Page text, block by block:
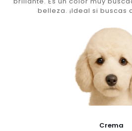
belleza. ¡Ideal si buscas
Crema